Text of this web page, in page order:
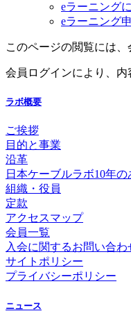
eラーニング
eラーニング
このページの閲覧には、
会員ログインにより、内
ラボ概要
ご挨拶
目的と事業
沿革
日本ケーブルラボ10年の
組織・役員
定款
アクセスマップ
会員一覧
入会に関するお問い合わ
サイトポリシー
プライバシーポリシー
ニュース